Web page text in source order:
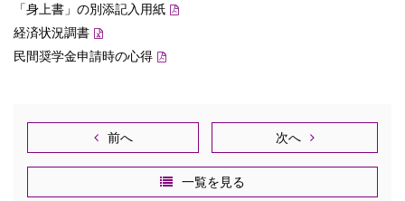
「身上書」の別添記入用紙
経済状況調書
民間奨学金申請時の心得
前へ
一覧を見る
次へ